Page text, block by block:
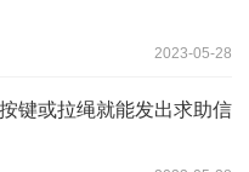
2023-05-28
键或拉绳就能发出求助信